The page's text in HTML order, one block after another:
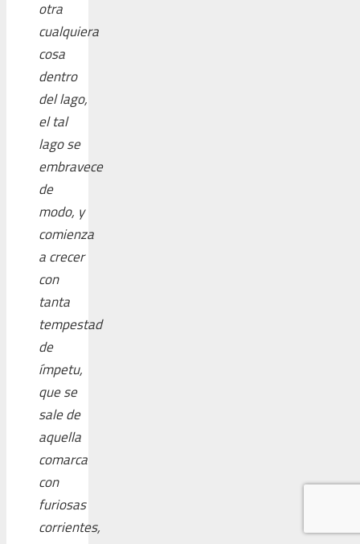
otra
cualquiera
cosa
dentro
del lago,
el tal
lago se
embravece
de
modo, y
comienza
a crecer
con
tanta
tempestad
de
ímpetu,
que se
sale de
aquella
comarca
con
furiosas
corrientes,